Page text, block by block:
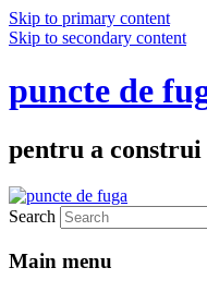
Skip to primary content
Skip to secondary content
puncte de
pentru a construi
Search
Main menu